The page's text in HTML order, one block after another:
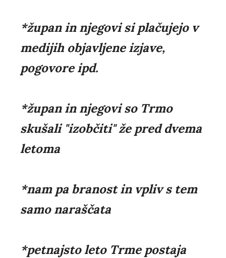
*župan in njegovi si plačujejo v
medijih objavljene izjave,
pogovore ipd.
*župan in njegovi so Trmo
skušali "izobčiti" že pred dvema
letoma
*nam pa branost in vpliv s tem
samo naraščata
*petnajsto leto Trme postaja